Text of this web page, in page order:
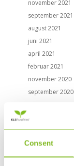
Consent
november 2021
september 2021
august 2021
juni 2021
april 2021
februar 2021
november 2020
september 2020
marts 2020
februar 2020
november 2019
august 2019